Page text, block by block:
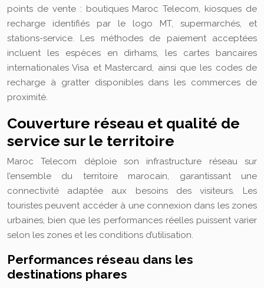
points de vente : boutiques Maroc Telecom, kiosques de
recharge identifiés par le logo MT, supermarchés, et
stations-service. Les méthodes de paiement acceptées
incluent les espèces en dirhams, les cartes bancaires
internationales Visa et Mastercard, ainsi que les codes de
recharge à gratter disponibles dans les commerces de
proximité.
Couverture réseau et qualité de
service sur le territoire
Maroc Telecom déploie son infrastructure réseau sur
l’ensemble du territoire marocain, garantissant une
connectivité adaptée aux besoins des visiteurs. Les
touristes peuvent accéder à une connexion dans les zones
urbaines, bien que les performances réelles puissent varier
selon les zones et les conditions d’utilisation.
Performances réseau dans les
destinations phares